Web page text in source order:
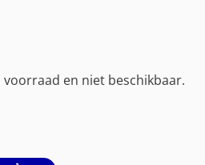
en niet beschikbaar.